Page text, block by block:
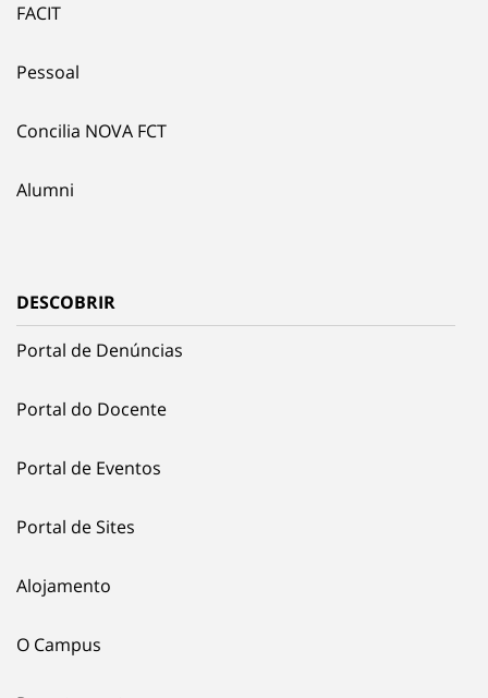
FACIT
Pessoal
Concilia NOVA FCT
Alumni
DESCOBRIR
Portal de Denúncias
Portal do Docente
Portal de Eventos
Portal de Sites
Alojamento
O Campus